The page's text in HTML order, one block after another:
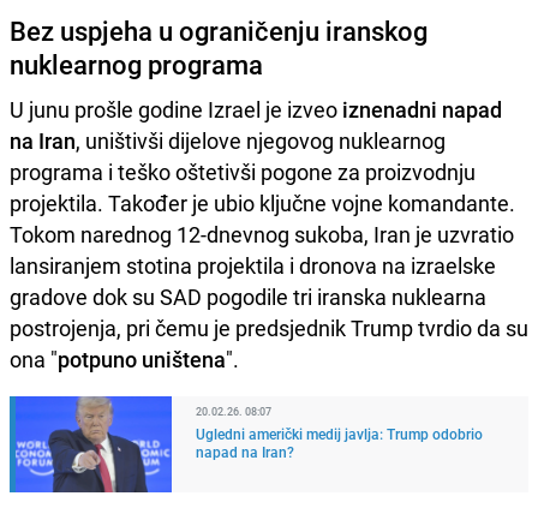
Bez uspjeha u ograničenju iranskog
nuklearnog programa
U junu prošle godine Izrael je izveo iznenadni napad
na Iran, uništivši dijelove njegovog nuklearnog
programa i teško oštetivši pogone za proizvodnju
projektila. Također je ubio ključne vojne komandante.
Tokom narednog 12-dnevnog sukoba, Iran je uzvratio
lansiranjem stotina projektila i dronova na izraelske
gradove dok su SAD pogodile tri iranska nuklearna
postrojenja, pri čemu je predsjednik Trump tvrdio da su
ona "potpuno uništena".
20.02.26. 08:07
Ugledni američki medij javlja: Trump odobrio
napad na Iran?